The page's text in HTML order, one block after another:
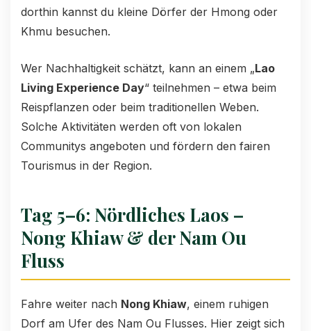
dorthin kannst du kleine Dörfer der Hmong oder
Khmu besuchen.
Wer Nachhaltigkeit schätzt, kann an einem „Lao
Living Experience Day“ teilnehmen – etwa beim
Reispflanzen oder beim traditionellen Weben.
Solche Aktivitäten werden oft von lokalen
Communitys angeboten und fördern den fairen
Tourismus in der Region.
Tag 5–6: Nördliches Laos –
Nong Khiaw & der Nam Ou
Fluss
Fahre weiter nach Nong Khiaw, einem ruhigen
Dorf am Ufer des Nam Ou Flusses. Hier zeigt sich